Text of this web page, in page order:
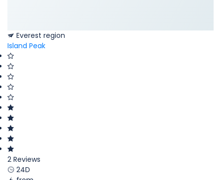
Everest region
Island Peak
2 Reviews
24D